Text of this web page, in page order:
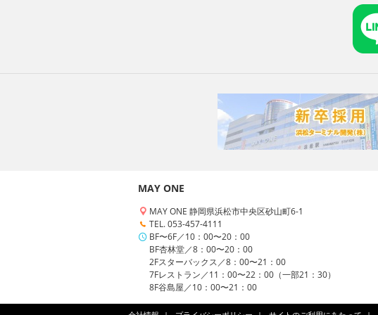
MAY ONE
MAY ONE 静岡県浜松市中央区砂山町6-1
TEL. 053-457-4111
BF〜6F／10：00〜20：00
BF杏林堂／8：00〜20：00
2Fスターバックス／8：00〜21：00
7Fレストラン／11：00〜22：00（一部21：30）
8F谷島屋／10：00〜21：00